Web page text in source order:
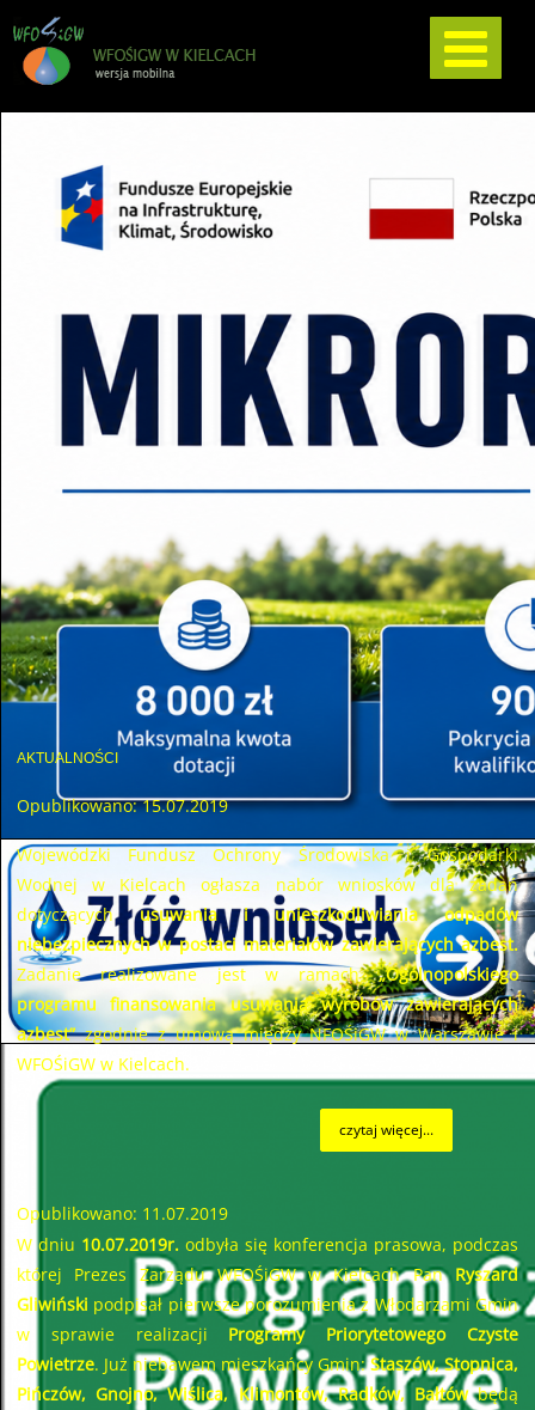
AKTUALNOŚCI
Opublikowano: 15.07.2019
Wojewódzki Fundusz Ochrony Środowiska i Gospodarki
Wodnej w Kielcach ogłasza nabór wniosków dla zadań
dotyczącychusuwania i unieszkodliwiania odpadów
niebezpiecznych w postaci materiałów zawierających azbest.
Zadanie realizowane jest w ramach„Ogólnopolskiego
programu finansowania usuwania wyrobów zawierających
azbest”zgodnie z umową między NFOŚiGW w Warszawie i
WFOŚiGW w Kielcach.
czytaj więcej...
Opublikowano: 11.07.2019
W dniu 10.07.2019r.odbyła się konferencja prasowa, podczas
której Prezes Zarządu WFOŚiGW w Kielcach Pan Ryszard
Gliwiński podpisał pierwsze porozumienia z Włodarzami Gmin
w sprawie realizacji Programy Priorytetowego Czyste
Powietrze. Już niebawem mieszkańcy Gmin:Staszów, Stopnica,
Pińczów, Gnojno, Wiślica, Klimontów, Radków, Bałtówbędą